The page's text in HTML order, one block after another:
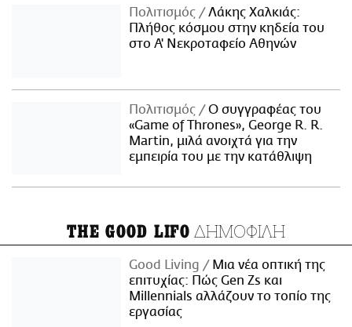
Πολιτισμός
Λάκης Χαλκιάς:
Πλήθος κόσμου στην κηδεία του
στο Α' Νεκροταφείο Αθηνών
Πολιτισμός
Ο συγγραφέας του
«Game of Thrones», George R. R.
Martin, μιλά ανοιχτά για την
εμπειρία του με την κατάθλιψη
THE GOOD LIFO ΔΗΜΟΦΙΛΗ
Good Living
Μια νέα οπτική της
επιτυχίας: Πώς Gen Zs και
Millennials αλλάζουν το τοπίο της
εργασίας